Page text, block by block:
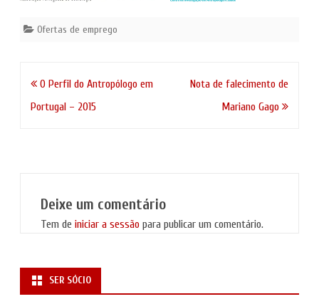
Ofertas de emprego
Navegação
de
O Perfil do Antropólogo em
Portugal – 2015
Nota de falecimento de
Mariano Gago
Deixe um comentário
Tem de iniciar a sessão para publicar um comentário.
SER SÓCIO